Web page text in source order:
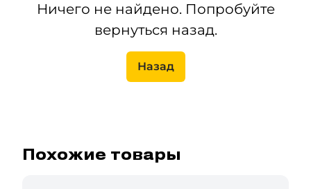
Ничего не найдено. Попробуйте
вернуться назад.
Назад
Похожие товары